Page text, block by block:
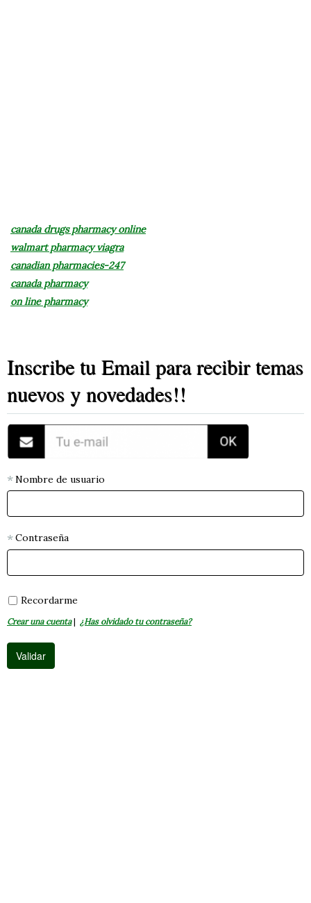
canada drugs pharmacy online
walmart pharmacy viagra
canadian pharmacies-247
canada pharmacy
on line pharmacy
Inscribe tu Email para recibir temas
nuevos y novedades!!
Nombre de usuario
Contraseña
Recordarme
Crear una cuenta| ¿Has olvidado tu contraseña?